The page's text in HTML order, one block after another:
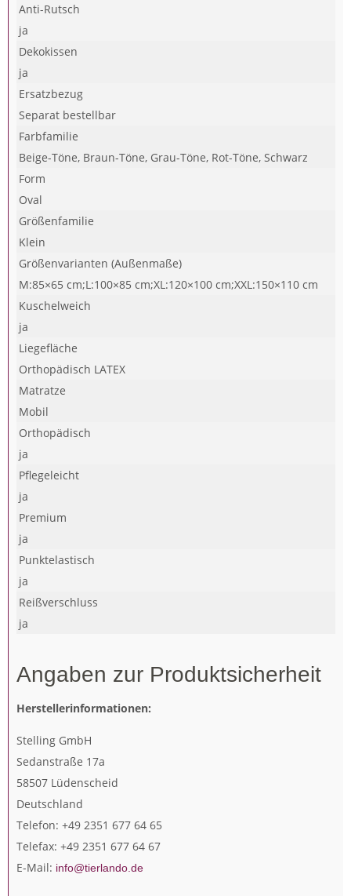
Anti-Rutsch
ja
Dekokissen
ja
Ersatzbezug
Separat bestellbar
Farbfamilie
Beige-Töne, Braun-Töne, Grau-Töne, Rot-Töne, Schwarz
Form
Oval
Größenfamilie
Klein
Größenvarianten (Außenmaße)
M:85×65 cm;L:100×85 cm;XL:120×100 cm;XXL:150×110 cm
Kuschelweich
ja
Liegefläche
Orthopädisch LATEX
Matratze
Mobil
Orthopädisch
ja
Pflegeleicht
ja
Premium
ja
Punktelastisch
ja
Reißverschluss
ja
Angaben zur Produktsicherheit
Herstellerinformationen:
Stelling GmbH
Sedanstraße 17a
58507 Lüdenscheid
Deutschland
Telefon: +49 2351 677 64 65
Telefax: +49 2351 677 64 67
E-Mail: info@tierlando.de